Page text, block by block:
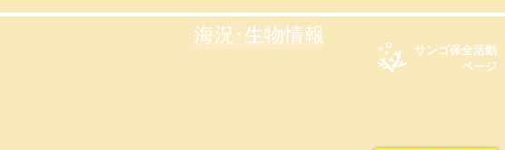
海況･生物情報
サンゴ保全活動​
ページ